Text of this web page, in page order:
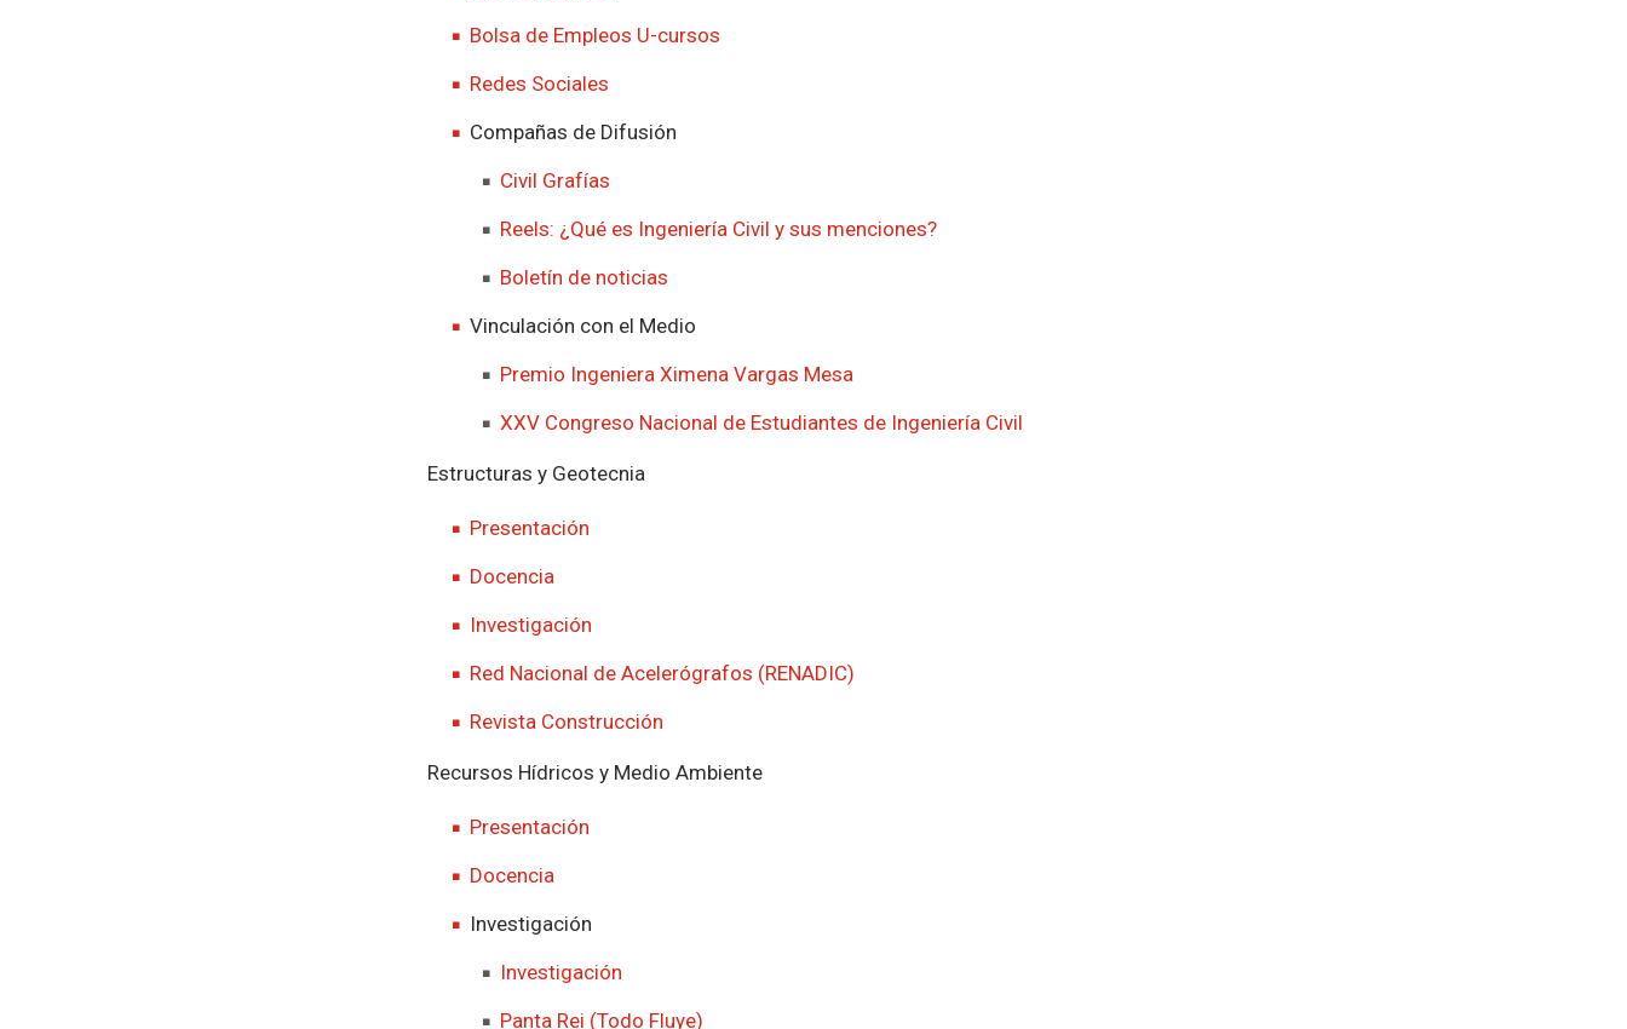
Bolsa de Empleos U-cursos
Redes Sociales
Compañas de Difusión
Civil Grafías
Reels: ¿Qué es Ingeniería Civil y sus menciones?
Boletín de noticias
Vinculación con el Medio
Premio Ingeniera Ximena Vargas Mesa
XXV Congreso Nacional de Estudiantes de Ingeniería Civil
Estructuras y Geotecnia
Presentación
Docencia
Investigación
Red Nacional de Acelerógrafos (RENADIC)
Revista Construcción
Recursos Hídricos y Medio Ambiente
Presentación
Docencia
Investigación
Investigación
Panta Rei (Todo Fluye)